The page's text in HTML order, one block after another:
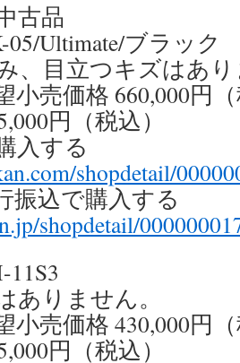
古品
05/Ultimate/ブラック
、目立つキズはあ
小売価格 660,000円
円（税込）
入する
shopdetail/
込で購入する
shopdetail/
11S3
ありません。
小売価格 430,000円
円（税込）